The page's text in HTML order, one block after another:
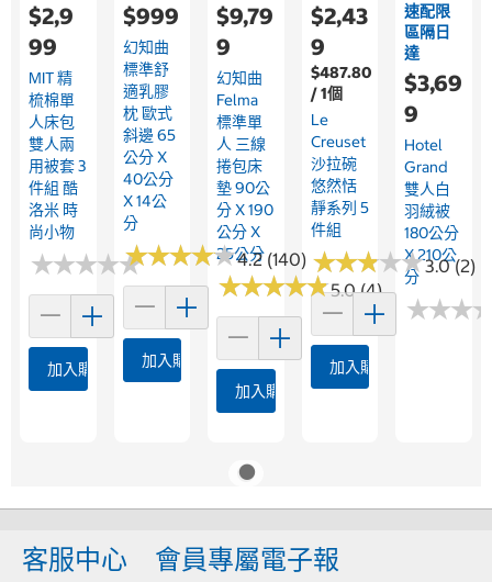
$2,9
99
MIT 精
梳棉單
人床包
雙人兩
用被套 3
件組 酷
洛米 時
尚小物
★★★★★
★★★★★
加入購物車
$999
幻知曲
標準舒
適乳膠
枕 歐式
斜邊 65
公分 X
40公分
X 14公
分
★★★★★
★★★★★4.2 (140)
加入購物車
$9,79
9
幻知曲
Felma
標準單
人 三線
捲包床
墊 90公
分 X 190
公分 X
25公分
★★★★★
★★★★★5.0 (4)
加入購物車
$2,43
9
$487.80
/ 1個
Le
Creuset
沙拉碗
悠然恬
靜系列 5
件組
★★★★★
★★★★★3.0 (2)
加入購物車
速配限
區隔日
達
$3,69
9
Hotel
Grand
雙人白
羽絨被
180公分
X 210公
分
★★★
★★★
客服中心 會員專屬電子報